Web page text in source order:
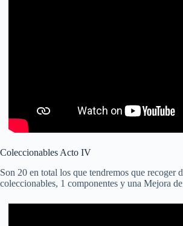
Coleccionables Acto IV
Son 20 en total los que tendremos que recoger
coleccionables, 1 componentes y una Mejora